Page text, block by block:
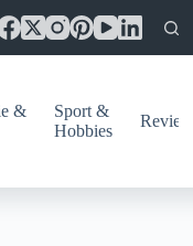
&
Sport &
Hobbies
Reviews